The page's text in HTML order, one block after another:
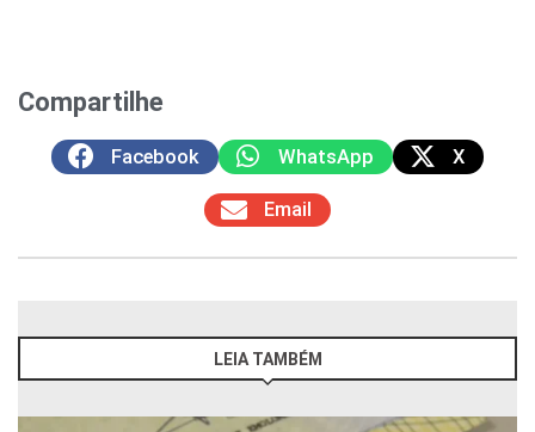
Compartilhe
Facebook WhatsApp X
Email
LEIA TAMBÉM